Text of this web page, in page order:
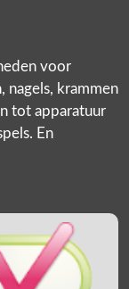
voor
nagels, krammen
tot apparatuur
En